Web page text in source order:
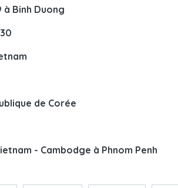
Binh Duong
de Corée
- Cambodge à Phnom Penh